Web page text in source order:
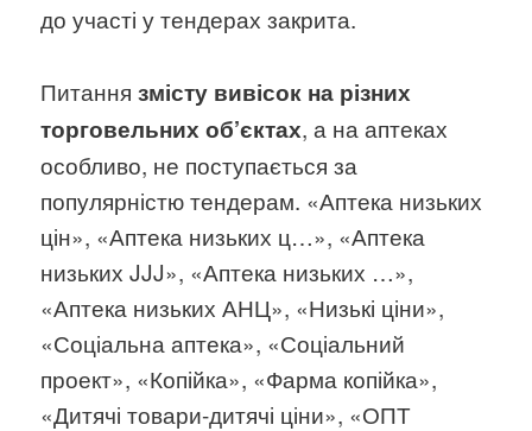
до участі у тендерах закрита.
Питаннязмісту вивісок на різних
торговельних об’єктах, а на аптеках
особливо, не поступається за
популярністю тендерам. «Аптека низьких
цін», «Аптека низьких ц…», «Аптека
низьких JJJ», «Аптека низьких …»,
«Аптека низьких АНЦ», «Низькі ціни»,
«Соціальна аптека», «Соціальний
проект», «Копійка», «Фарма копійка»,
«Дитячі товари-дитячі ціни», «ОПТ